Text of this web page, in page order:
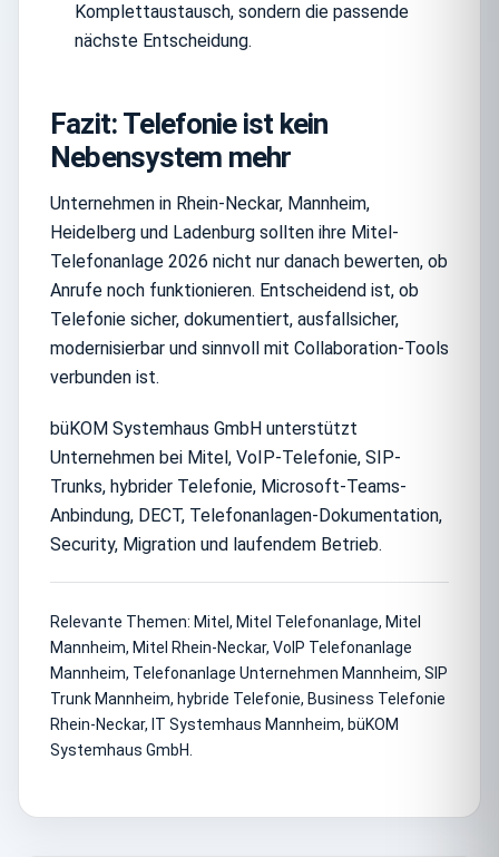
Komplettaustausch, sondern die passende
nächste Entscheidung.
Fazit: Telefonie ist kein
Nebensystem mehr
Unternehmen in Rhein-Neckar, Mannheim,
Heidelberg und Ladenburg sollten ihre Mitel-
Telefonanlage 2026 nicht nur danach bewerten, ob
Anrufe noch funktionieren. Entscheidend ist, ob
Telefonie sicher, dokumentiert, ausfallsicher,
modernisierbar und sinnvoll mit Collaboration-Tools
verbunden ist.
büKOM Systemhaus GmbH unterstützt
Unternehmen bei Mitel, VoIP-Telefonie, SIP-
Trunks, hybrider Telefonie, Microsoft-Teams-
Anbindung, DECT, Telefonanlagen-Dokumentation,
Security, Migration und laufendem Betrieb.
Relevante Themen: Mitel, Mitel Telefonanlage, Mitel
Mannheim, Mitel Rhein-Neckar, VoIP Telefonanlage
Mannheim, Telefonanlage Unternehmen Mannheim, SIP
Trunk Mannheim, hybride Telefonie, Business Telefonie
Rhein-Neckar, IT Systemhaus Mannheim, büKOM
Systemhaus GmbH.